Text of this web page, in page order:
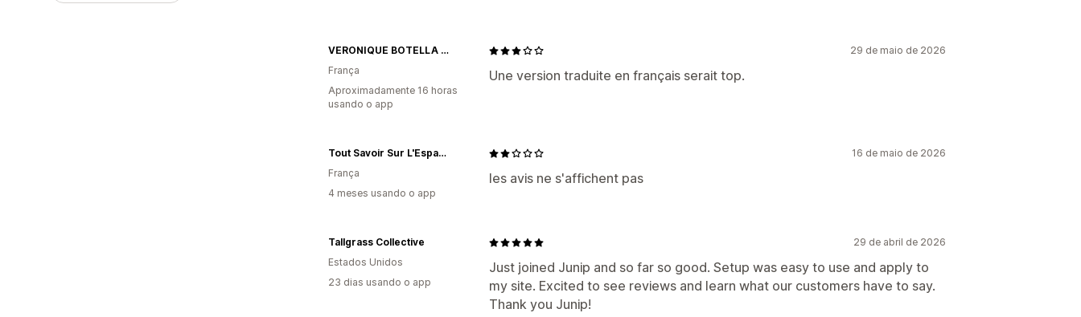
29 de maio de 2026
Une version traduite en français serait top.
VERONIQUE BOTELLA PHOTOGRAPHY
França
Aproximadamente 16 horas
usando o app
16 de maio de 2026
les avis ne s'affichent pas
Tout Savoir Sur L'Espace
França
4 meses usando o app
29 de abril de 2026
Just joined Junip and so far so good. Setup was easy to use and apply to
my site. Excited to see reviews and learn what our customers have to say.
Thank you Junip!
Tallgrass Collective
Estados Unidos
23 dias usando o app